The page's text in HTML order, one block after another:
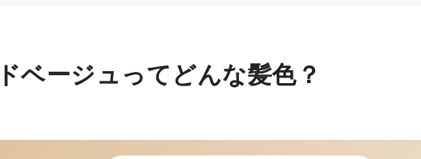
ベージュってどんな髪色？